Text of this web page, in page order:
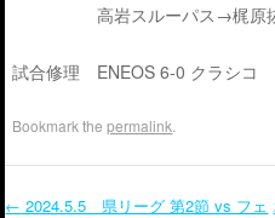
高岩スルーパス→梶原抜
試合修理 ENEOS 6-0 クラシコ
Bookmark thepermalink
← 2024.5.5 県リーグ 第2節 vs フェ